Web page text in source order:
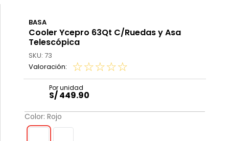
BASA
Cooler Ycepro 63Qt C/Ruedas y Asa
Telescópica
SKU: 73
☆☆☆☆☆
S/449.90
Color: Rojo